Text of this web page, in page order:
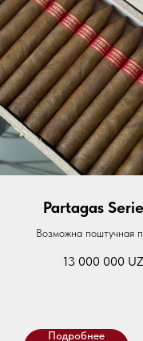
Partagas
Возможна поштучная
13 000 000
Подробнее